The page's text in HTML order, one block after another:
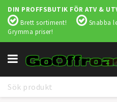
DIN PROFFSBUTIK FÖR ATV &
Brett sortiment!
Snabba
Grymma priser!
Toggle
navigation